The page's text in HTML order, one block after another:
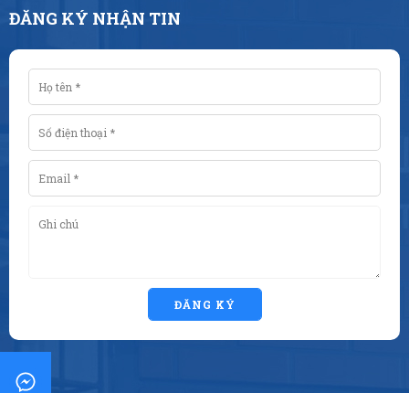
ĐĂNG KÝ NHẬN TIN
ĐĂNG KÝ